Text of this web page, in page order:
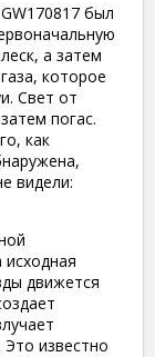
был
а затем
которое
Свет от
погас.
как
видели:
исходная
движется
Это известно